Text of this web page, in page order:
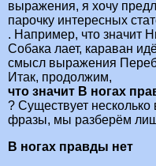
выражения, я хочу
парочку интересных
. Например, что значит
Собака лает, караван
смысл выражения
Итак, продолжим,
что значит В ногах
? Существует
фразы, мы разберём
В ногах правды нет